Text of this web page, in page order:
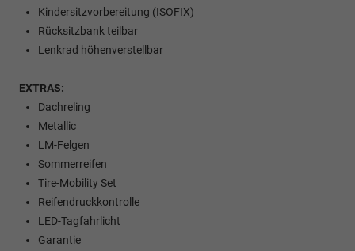
Kindersitzvorbereitung (ISOFIX)
Rücksitzbank teilbar
Lenkrad höhenverstellbar
EXTRAS:
Dachreling
Metallic
LM-Felgen
Sommerreifen
Tire-Mobility Set
Reifendruckkontrolle
LED-Tagfahrlicht
Garantie